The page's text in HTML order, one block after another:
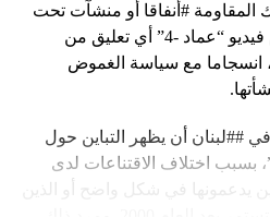
المقاومة #أنفاقا أو منشآت تحت
الأرض، ولم يصدر قبل عرض فيديو “عماد -4” أي تعليق من
انسجاما مع سياسة الغموض
##لبنان أن يظهر التباين حول
بسبب اختلاف الاقتناعات لدى
يدعمونها في شكل واضح أو الذين